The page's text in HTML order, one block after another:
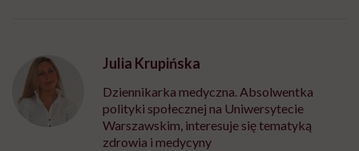
Julia Krupińska
Dziennikarka medyczna. Absolwentka
polityki społecznej na Uniwersytecie
Warszawskim, interesuje się tematyką
zdrowia i medycyny